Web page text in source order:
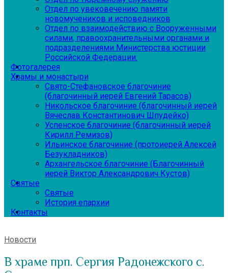
Отдел по увековечению памяти
новомучеников и исповедников
Отдел по взаимодействию с Вооруженными
силами, правоохранительными органами и
подразделениями Министерства юстиции
Российской Федерации:
Фотогалерея
Храмы и монастыри
Свято-Стефановское благочиние
(благочинный иерей Евгений Тарасов)
Никольское благочиние (благочинный иерей
Вячеслав Константинович Шпудейко)
Успенское благочиние (благочинный иерей
Кирилл Ремизов)
Ильинское благочиние (протоиерей Алексей
Безукладников)
Архангельское благочиние (Благочинный
иерей Виктор Александрович Кустов)
Святые
Святые
История епархии
Контакты
Новости
В храме прп. Сергия Радонежского с.